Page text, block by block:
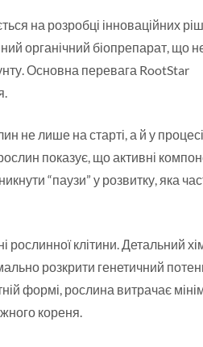
на розробці інноваційних
органічний біопрепарат, що
Основна перевага RootStar
не лише на старті, а й у процесі
показує, що активні
“паузи” у розвитку, яка
клітини. Детальний
розкрити генетичний
формі, рослина витрачає
кореня.